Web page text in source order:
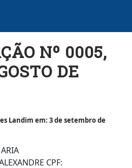
Nº 0005,
DE
Landim em: 3 de setembro de
CPF: